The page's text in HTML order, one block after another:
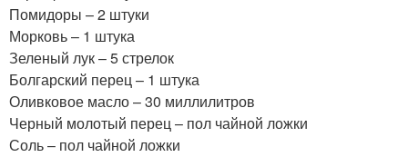
Помидоры – 2 штуки
Морковь – 1 штука
Зеленый лук – 5 стрелок
Болгарский перец – 1 штука
Оливковое масло – 30 миллилитров
Черный молотый перец – пол чайной ложки
Соль – пол чайной ложки